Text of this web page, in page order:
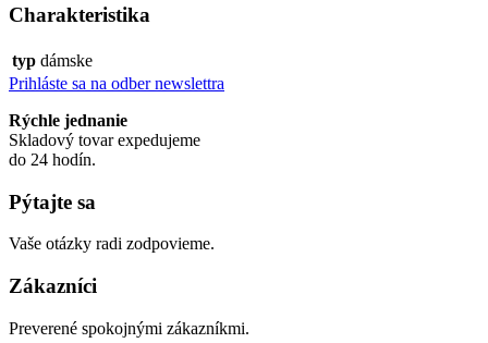
Charakteristika
typ dámske
Prihláste sa na odber newslettra
Rýchle jednanie
Skladový tovar expedujeme
do 24 hodín.
Pýtajte sa
Vaše otázky radi zodpovieme.
Zákazníci
Preverené spokojnými zákazníkmi.